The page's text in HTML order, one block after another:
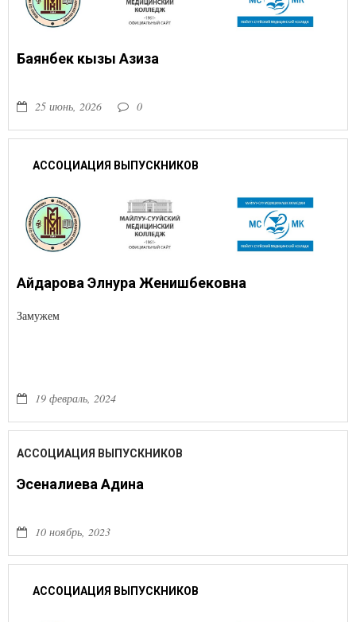
Баянбек кызы Азиза
25 июнь, 2026 0
АССОЦИАЦИЯ ВЫПУСКНИКОВ
Айдарова Элнура Женишбековна
Замужем
19 февраль, 2024
АССОЦИАЦИЯ ВЫПУСКНИКОВ
Эсеналиева Адина
10 ноябрь, 2023
АССОЦИАЦИЯ ВЫПУСКНИКОВ